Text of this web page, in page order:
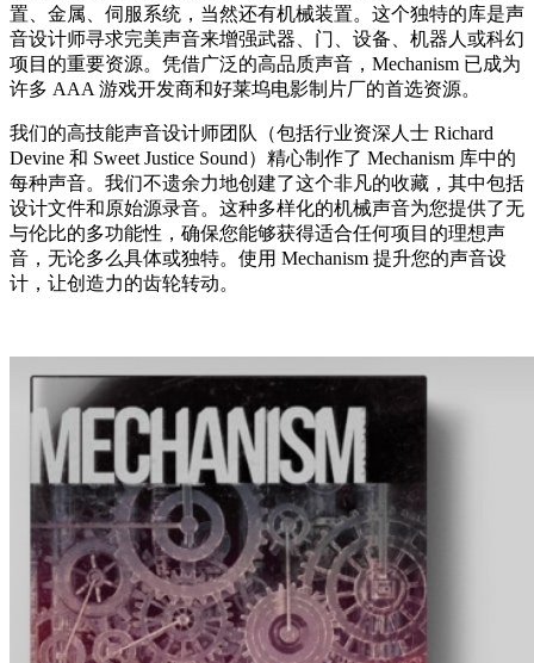
置、金属、伺服系统，当然还有机械装置。这个独特的库是声
音设计师寻求完美声音来增强武器、门、设备、机器人或科幻
项目的重要资源。凭借广泛的高品质声音，Mechanism 已成为
许多 AAA 游戏开发商和好莱坞电影制片厂的首选资源。
我们的高技能声音设计师团队（包括行业资深人士 Richard
Devine 和 Sweet Justice Sound）精心制作了 Mechanism 库中的
每种声音。我们不遗余力地创建了这个非凡的收藏，其中包括
设计文件和原始源录音。这种多样化的机械声音为您提供了无
与伦比的多功能性，确保您能够获得适合任何项目的理想声
音，无论多么具体或独特。使用 Mechanism 提升您的声音设
计，让创造力的齿轮转动。